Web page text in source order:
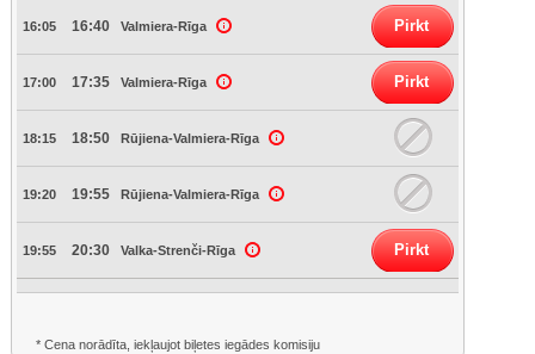
16:05 16:40 Valmiera-Rīga Pirkt
17:00 17:35 Valmiera-Rīga Pirkt
18:15 18:50 Rūjiena-Valmiera-Rīga
19:20 19:55 Rūjiena-Valmiera-Rīga
19:55 20:30 Valka-Strenči-Rīga Pirkt
* Cena norādīta, iekļaujot biļetes iegādes komisiju